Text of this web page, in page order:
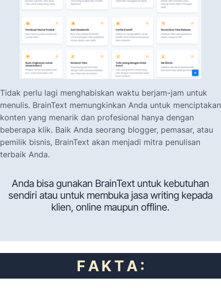
Tidak perlu lagi menghabiskan waktu berjam-jam untuk
menulis. BrainText memungkinkan Anda untuk menciptakan
konten yang menarik dan profesional hanya dengan
beberapa klik. Baik Anda seorang blogger, pemasar, atau
pemilik bisnis, BrainText akan menjadi mitra penulisan
terbaik Anda.
Anda bisa gunakan BrainText untuk kebutuhan
sendiri atau untuk membuka jasa writing kepada
klien, online maupun offline.
F A K T A :